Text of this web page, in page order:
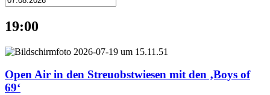
19:00
Open Air in den Streuobstwiesen mit den ‚Boys of
69‘